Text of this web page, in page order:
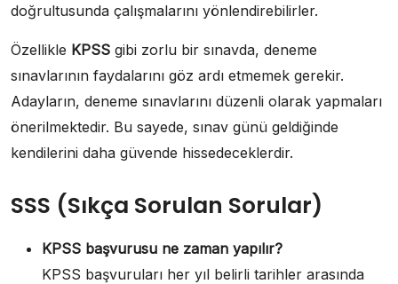
doğrultusunda çalışmalarını yönlendirebilirler.
Özellikle KPSS gibi zorlu bir sınavda, deneme
sınavlarının faydalarını göz ardı etmemek gerekir.
Adayların, deneme sınavlarını düzenli olarak yapmaları
önerilmektedir. Bu sayede, sınav günü geldiğinde
kendilerini daha güvende hissedeceklerdir.
SSS (Sıkça Sorulan Sorular)
KPSS başvurusu ne zaman yapılır?
KPSS başvuruları her yıl belirli tarihler arasında